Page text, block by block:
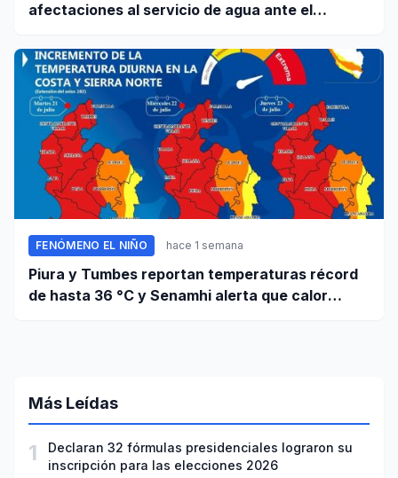
afectaciones al servicio de agua ante el
FENÓMENO EL NIÑO hace 1 semana
Piura y Tumbes reportan temperaturas récord
de hasta 36 °C y Senamhi alerta que calor
Más Leídas
1
Declaran 32 fórmulas presidenciales lograron su
inscripción para las elecciones 2026